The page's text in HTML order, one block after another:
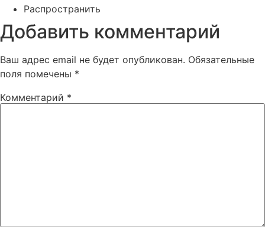
Распространить
Добавить комментарий
Ваш адрес email не будет опубликован. Обязательные
поля помечены *
Комментарий *